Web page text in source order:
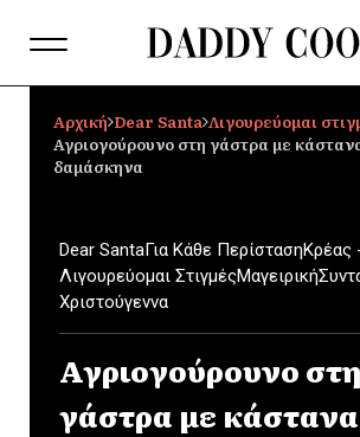
Αρχική Dear Santa Λιγουρεύομαι
Αγριογούρουνο στη γάστρα με
δαμάσκηνα
Dear SantaΓια Κάθε ΠερίστασηΚρέας
Λιγουρεύομαι ΣτιγμέςΜαγειρική
Χριστούγεννα
Αγριογούρουνο στη
γάστρα με